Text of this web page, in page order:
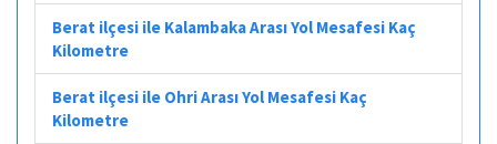
Berat ilçesi ile Kalambaka Arası Yol Mesafesi Kaç
Kilometre
Berat ilçesi ile Ohri Arası Yol Mesafesi Kaç
Kilometre